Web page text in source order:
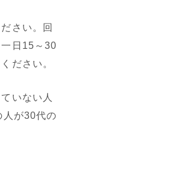
さい。回
日15～30
ださい。
いない人
人が30代の